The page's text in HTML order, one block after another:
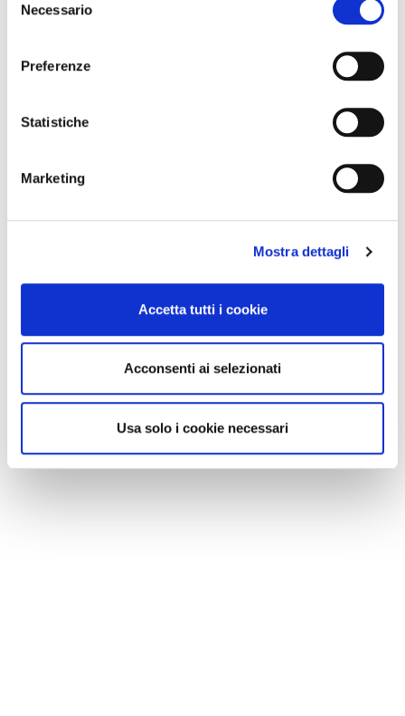
delNecessario
Preferenze
Statistiche
Marketing
Mostra dettagli
Accetta tutti i cookie
Acconsenti ai selezionati
Usa solo i cookie necessari